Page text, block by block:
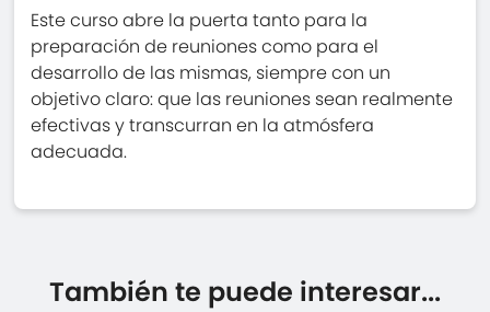
Este curso abre la puerta tanto para la
preparación de reuniones como para el
desarrollo de las mismas, siempre con un
objetivo claro: que las reuniones sean realmente
efectivas y transcurran en la atmósfera
adecuada.
También te puede interesar...